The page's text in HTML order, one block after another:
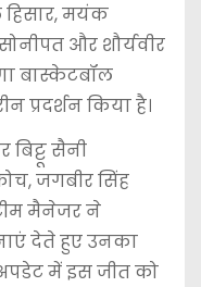
हिसार, मयंक
और शौर्यवीर
बास्केटबॉल
प्रदर्शन किया है।
सैनी
जगबीर सिंह
मैनेजर ने
देते हुए उनका
अपडेट में इस जीत को